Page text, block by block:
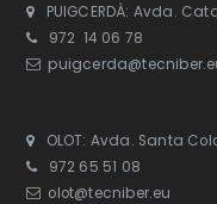
PUIGCERDÀ: Avda.
972 14 06 78
OLOT: Avda. Santa
972 65 51 08
olot@tecniber.eu